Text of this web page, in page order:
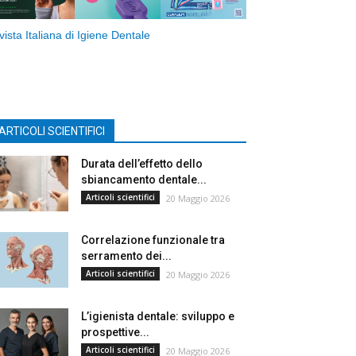
Italiana di Igiene Dentale
SCIENTIFICI
Durata dell’effetto dello
sbiancamento dentale...
Articoli scientifici 20 Maggio 2026
Correlazione funzionale tra
serramento dei...
Articoli scientifici 20 Maggio 2026
L’igienista dentale: sviluppo e
prospettive...
Articoli scientifici 20 Maggio 2026